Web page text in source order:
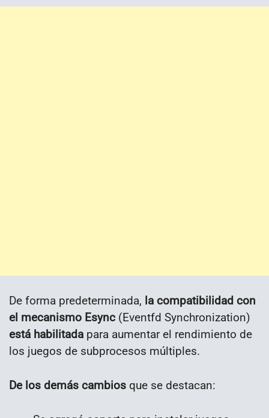
De forma predeterminada, la compatibilidad con
el mecanismo Esync (Eventfd Synchronization)
está habilitada para aumentar el rendimiento de
los juegos de subprocesos múltiples.
De los demás cambios que se destacan: